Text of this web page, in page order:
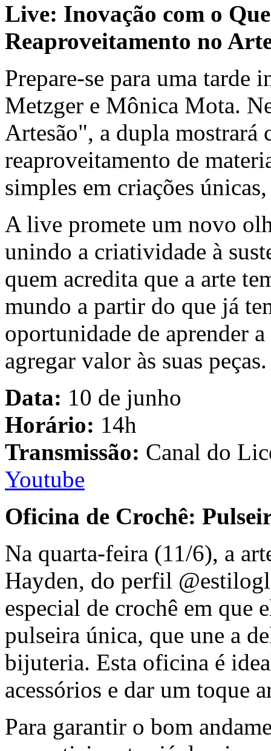
Live: Inovação com o
Reaproveitamento no
Prepare-se para uma tarde
Metzger e Mônica Mota.
Artesão", a dupla mostrará
reaproveitamento de
simples em criações
A live promete um novo
unindo a criatividade à
quem acredita que a arte
mundo a partir do que já
oportunidade de aprender
agregar valor às suas peças.
Data: 10 de junho
Horário: 14h
Transmissão: Canal do
Youtube
Oficina de Crochê:
Na quarta-feira (11/6), a
Hayden, do perfil
especial de crochê em que
pulseira única, que une a
bijuteria. Esta oficina é
acessórios e dar um toque
Para garantir o bom